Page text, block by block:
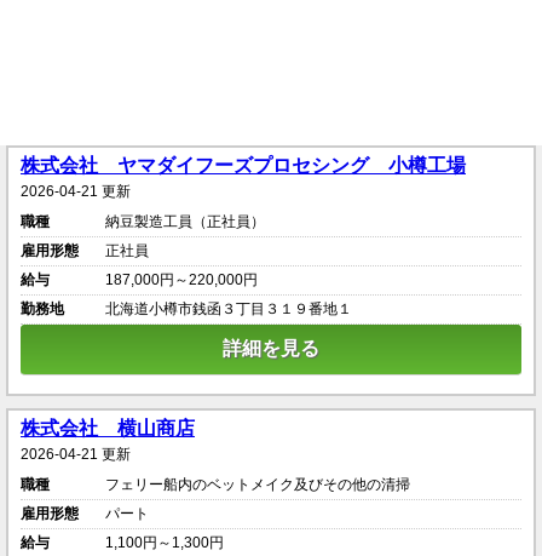
株式会社 ヤマダイフーズプロセシング 小樽工場
2026-04-21 更新
職種
納豆製造工員（正社員）
雇用形態
正社員
給与
187,000円～220,000円
勤務地
北海道小樽市銭函３丁目３１９番地１
詳細を見る
株式会社 横山商店
2026-04-21 更新
職種
フェリー船内のベットメイク及びその他の清掃
雇用形態
パート
給与
1,100円～1,300円